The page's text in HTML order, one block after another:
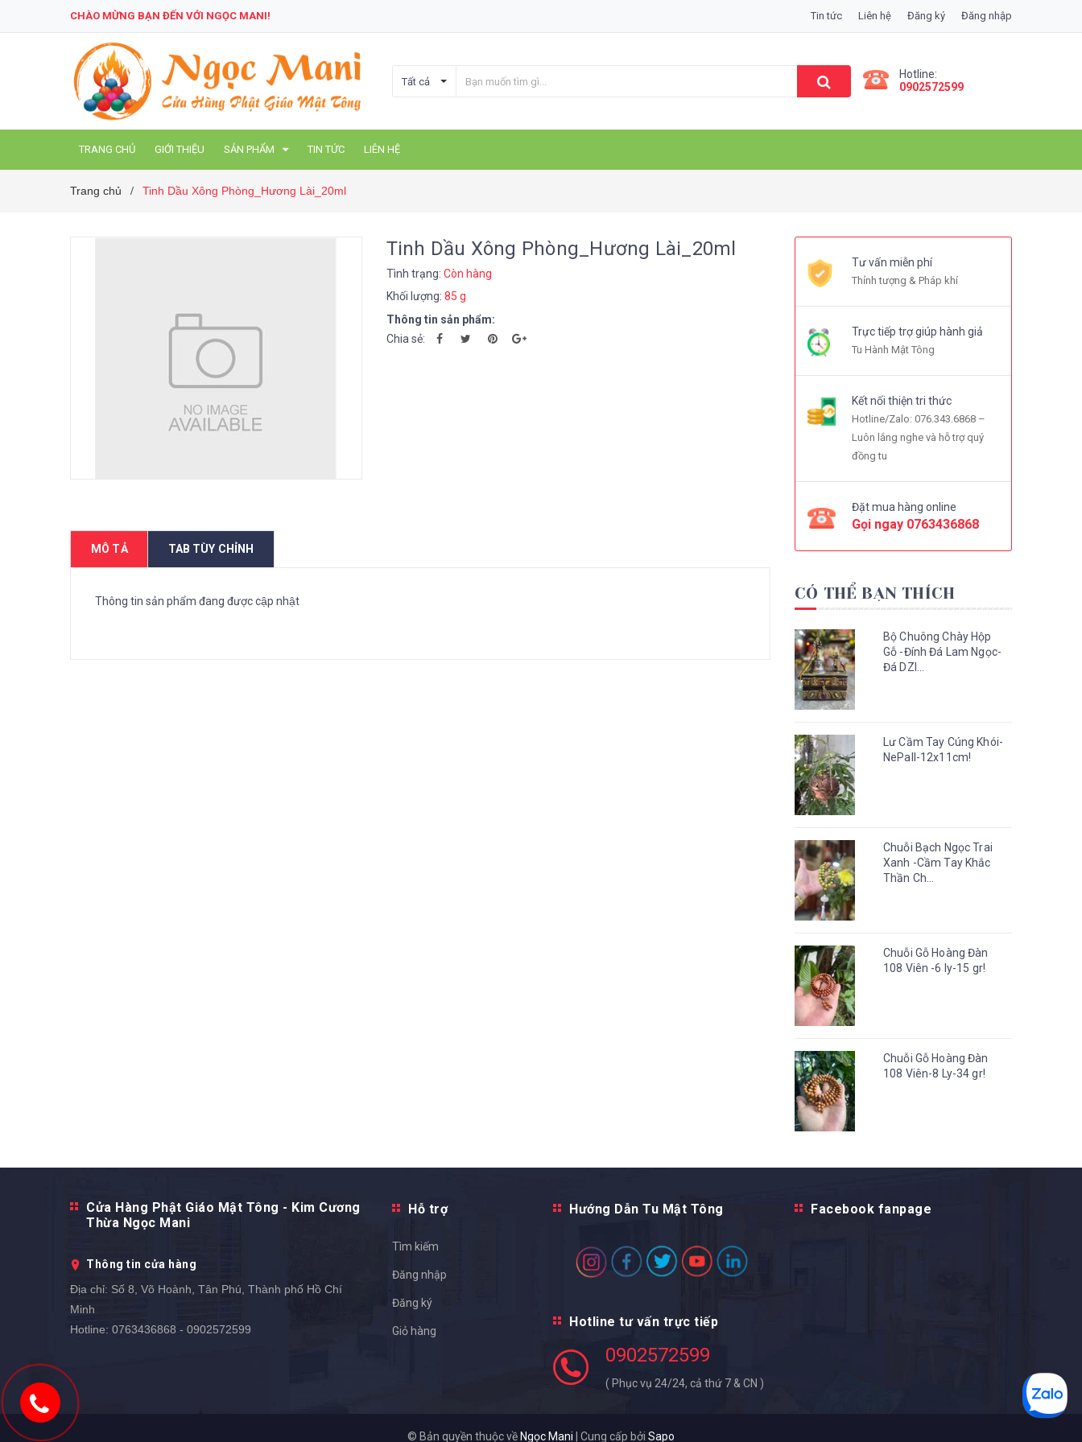
CHÀO MỪNG BẠN ĐẾN VỚI NGỌC MANI! Tin tức Liên hệ Đăng ký Đăng nhập
Tất cả
Hotline:
0902572599
TRANG CHỦ GIỚI THIỆU SẢN PHẨM TIN TỨC LIÊN HỆ
Trang chủ / Tinh Dầu Xông Phòng_Hương Lài_20ml
Tinh Dầu Xông Phòng_Hương Lài_20ml
Tình trạng: Còn hàng
Khối lượng: 85 g
Thông tin sản phẩm:
Chia sẻ:
MÔ TẢ TAB TÙY CHỈNH
Thông tin sản phẩm đang được cập nhật
Tư vấn miễn phí
Thỉnh tượng & Pháp khí
Trực tiếp trợ giúp hành giả
Tu Hành Mật Tông
Kết nối thiện tri thức
Hotline/Zalo: 076.343.6868 –
Luôn lắng nghe và hỗ trợ quý
đồng tu
Đặt mua hàng online
Gọi ngay 0763436868
CÓ THỂ BẠN THÍCH
Bộ Chuông Chày Hộp
Gỗ -Đính Đá Lam Ngọc-
Đá DZI...
Lư Cầm Tay Cúng Khói-
NePall-12x11cm!
Chuỗi Bạch Ngọc Trai
Xanh -Cầm Tay Khắc
Thần Ch...
Chuỗi Gỗ Hoàng Đàn
108 Viên -6 ly-15 gr!
Chuỗi Gỗ Hoàng Đàn
108 Viên-8 Ly-34 gr!
Cửa Hàng Phật Giáo Mật Tông - Kim Cương
Thừa Ngọc Mani
Thông tin cửa hàng
Địa chỉ: Số 8, Võ Hoành, Tân Phú, Thành phố Hồ Chí
Minh
Hotline: 0763436868 - 0902572599
Hỗ trợ
Tìm kiếm
Đăng nhập
Đăng ký
Giỏ hàng
Hướng Dẫn Tu Mật Tông
Hotline tư vấn trực tiếp
0902572599
( Phục vụ 24/24, cả thứ 7 & CN )
Facebook fanpage
© Bản quyền thuộc về Ngọc Mani Cung cấp bởi Sapo
0902572599